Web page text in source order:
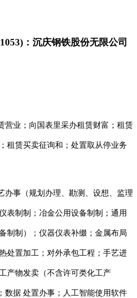
：沉庆钢铁股份无限公司
业；向国表里采办租赁财富；租赁
租赁买卖征询和；处置取从停业务
事（规划办理、勘测、设想、监理
表制制；冶金公用设备制制；通用
制制）；仪器仪表补缀；金属布局
处置加工；对外承包工程；手艺进
产物发卖（不含许可类化工产
数据 处置办事；人工智能使用软件